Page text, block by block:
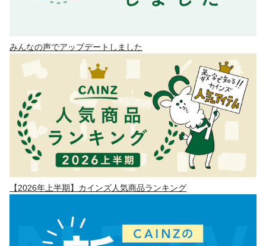
みんなの声でアップデートしました
【2026年上半期】カインズ人気商品ランキング